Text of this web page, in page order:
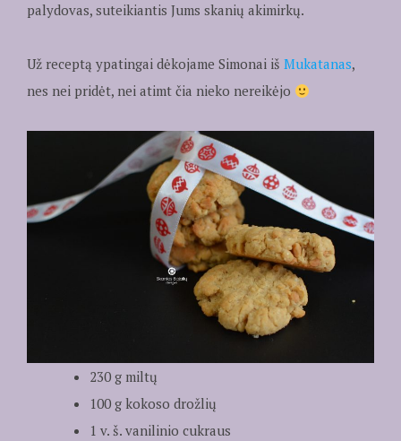
palydovas, suteikiantis Jums skanių akimirkų.
Už receptą ypatingai dėkojame Simonai iš Mukatanas,
nes nei pridėt, nei atimt čia nieko nereikėjo
230 g miltų
100 g kokoso drožlių
1 v. š. vanilinio cukraus